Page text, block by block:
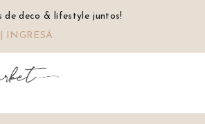
de deco & lifestyle juntos!
INGRESÁ